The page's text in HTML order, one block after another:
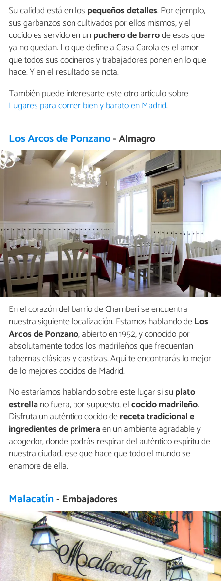
Su calidad está en los pequeños detalles. Por ejemplo,
sus garbanzos son cultivados por ellos mismos, y el
cocido es servido en unpuchero de barrode esos que
ya no quedan. Lo que define a Casa Carola es el amor
que todos sus cocineros y trabajadores ponen en lo que
hace. Y en el resultado se nota.
También puede interesarte este otro artículo sobre
Lugares para comer bien y barato en Madrid.
Los Arcos de Ponzano- Almagro
En el corazón del barrio de Chamberí se encuentra
nuestra siguiente localización. Estamos hablando deLos
Arcos de Ponzano, abierto en 1952, y conocido por
absolutamente todos los madrileños que frecuentan
tabernas clásicas y castizas. Aquí te encontrarás lo mejor
de lo mejores cocidos de Madrid.
No estaríamos hablando sobre este lugar si suplato
estrellano fuera, por supuesto, elcocido madrileño.
Disfruta un auténtico cocido dereceta tradicional e
ingredientes de primeraen un ambiente agradable y
acogedor, donde podrás respirar del auténtico espíritu de
nuestra ciudad, ese que hace que todo el mundo se
enamore de ella.
Malacatín- Embajadores